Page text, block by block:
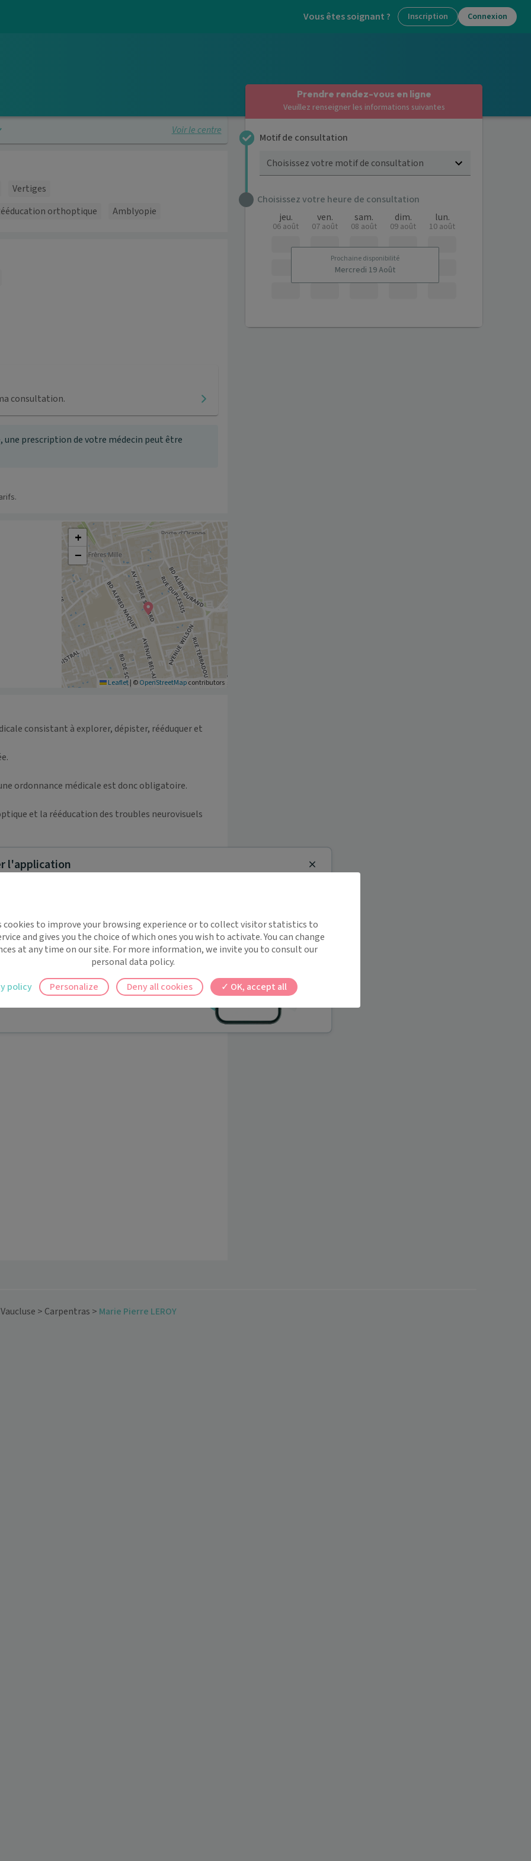
Vous êtes soignant ? Inscription Connexion
Voir le centre
Vertiges
orthoptique Amblyopie
consultation.
prescription de votre médecin peut être
+
−
Leaflet| ©OpenStreetMapcontributors
consistant à explorer, dépister, rééduquer et
ordonnance médicale est donc obligatoire.
et la rééducation des troubles neurovisuels
:
Prendre rendez-vous en ligne
Veuillez renseigner les informations suivantes
Motif de consultation
Choisissez votre motif de consultation
Choisissez votre heure de consultation
Prochaine disponibilité
Mercredi 19 Août
jeu.
06 août
ven.
07 août
sam.
08 août
dim.
09 août
lun.
10 août
Vaucluse > Carpentras > Marie Pierre LEROY
l'application
!
rappels automatiques pour ne plus rien
Close
cookies to improve your browsing experience or to collect visitor statistics to
and gives you the choice of which ones you wish to activate. You can change
at any time on our site. For more information, we invite you to consult our
personal data policy.
OK, accept all
Deny all cookies
Personalize
policy